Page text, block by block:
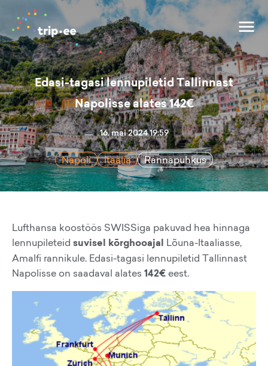
Edasi-tagasi lennupiletid Tallinnast
Napolisse alates 142€
16. mai 2024 19:59
Napoli Itaalia Rannapuhkus
Lufthansa koostöös SWISSiga pakuvad hea hinnaga
lennupileteid suvisel kõrghooajal Lõuna-Itaaliasse,
Amalfi rannikule. Edasi-tagasi lennupiletid Tallinnast
Napolisse on saadaval alates 142€ eest.